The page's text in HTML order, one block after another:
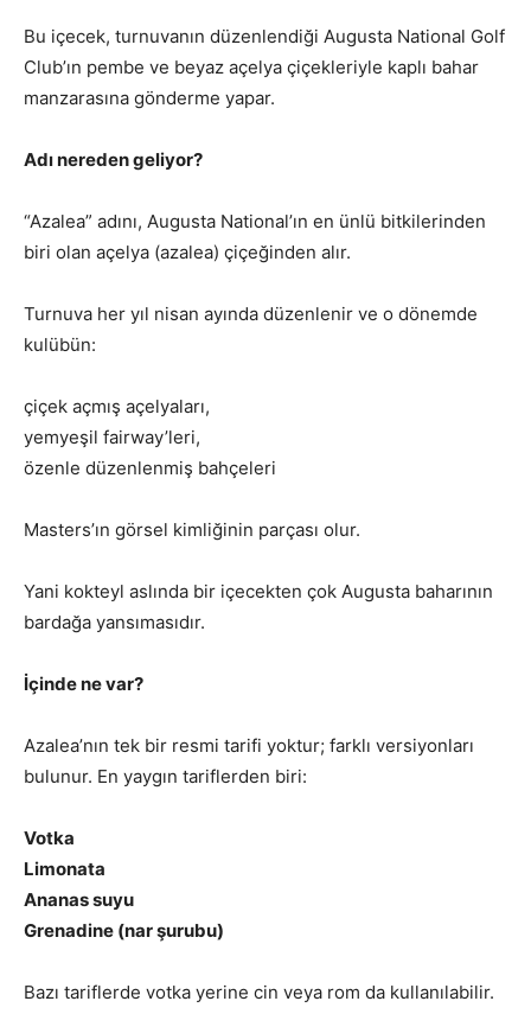
Bu içecek, turnuvanın düzenlendiği Augusta National Golf
Club’ın pembe ve beyaz açelya çiçekleriyle kaplı bahar
manzarasına gönderme yapar.
Adı nereden geliyor?
“Azalea” adını, Augusta National’ın en ünlü bitkilerinden
biri olan açelya (azalea) çiçeğinden alır.
Turnuva her yıl nisan ayında düzenlenir ve o dönemde
kulübün:
çiçek açmış açelyaları,
yemyeşil fairway’leri,
özenle düzenlenmiş bahçeleri
Masters’ın görsel kimliğinin parçası olur.
Yani kokteyl aslında bir içecekten çok Augusta baharının
bardağa yansımasıdır.
İçinde ne var?
Azalea’nın tek bir resmi tarifi yoktur; farklı versiyonları
bulunur. En yaygın tariflerden biri:
Votka
Limonata
Ananas suyu
Grenadine (nar şurubu)
Bazı tariflerde votka yerine cin veya rom da kullanılabilir.